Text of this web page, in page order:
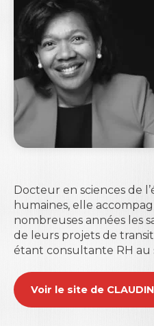
Docteur en sciences de
humaines, elle
nombreuses années les
de leurs projets de
étant consultante RH au
Voir le site de